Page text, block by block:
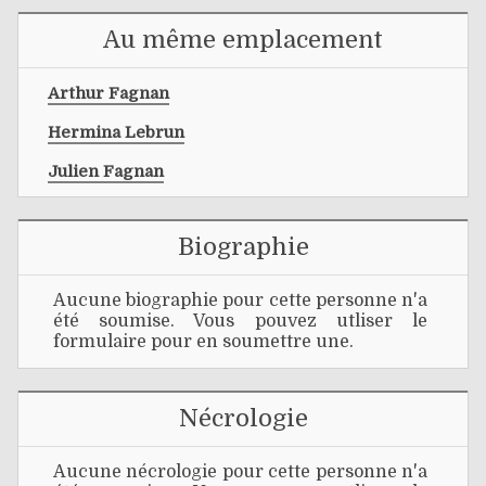
Au même emplacement
Arthur Fagnan
Hermina Lebrun
Julien Fagnan
Biographie
Aucune biographie pour cette personne n'a
été soumise. Vous pouvez utliser le
formulaire pour en soumettre une.
Nécrologie
Aucune nécrologie pour cette personne n'a